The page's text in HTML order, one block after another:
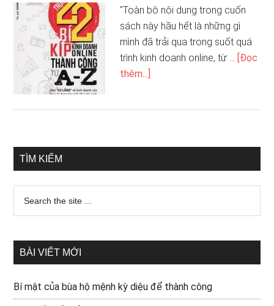
"Toàn bộ nội dung trong cuốn
sách này hầu hết là những gì
mình đã trải qua trong suốt quá
trình kinh doanh online, từ … [Đọc
thêm...]
TÌM KIẾM
BÀI VIẾT MỚI
Bí mật của bùa hộ mệnh kỳ diệu để thành công